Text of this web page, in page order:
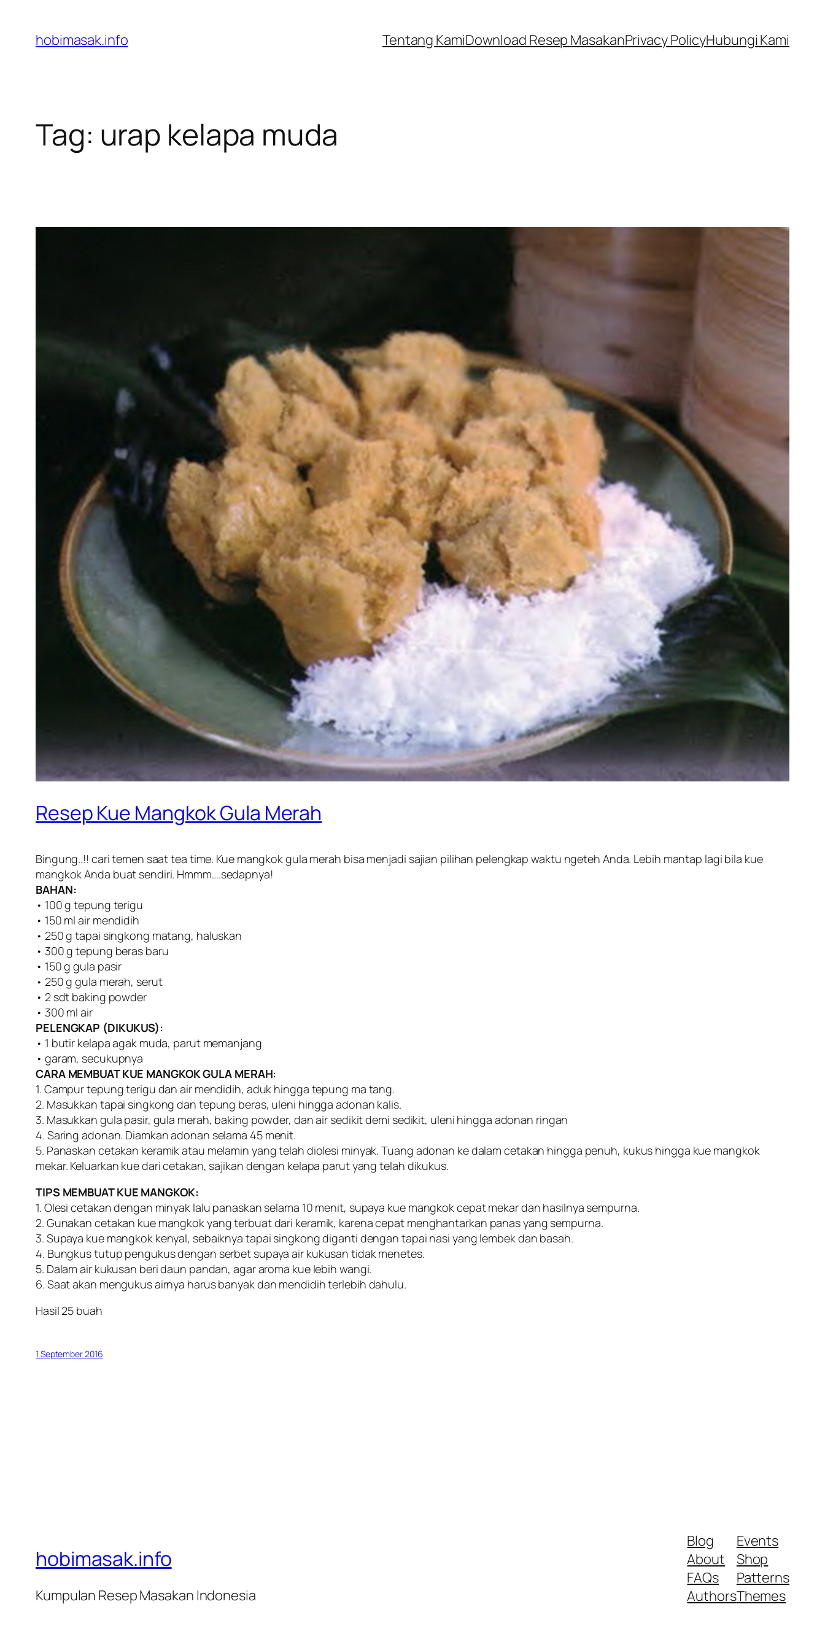
content
hobimasak.info Tentang KamiDownload Resep MasakanPrivacy PolicyHubungi Kami
Tag: urap kelapa muda
Resep Kue Mangkok Gula Merah
Bingung..!! cari temen saat tea time. Kue mangkok gula merah bisa menjadi sajian pilihan pelengkap waktu ngeteh Anda. Lebih mantap lagi bila kue
mangkok Anda buat sendiri. Hmmm….sedapnya!
BAHAN:
• 100 g tepung terigu
• 150 ml air mendidih
• 250 g tapai singkong matang, haluskan
• 300 g tepung beras baru
• 150 g gula pasir
• 250 g gula merah, serut
• 2 sdt baking powder
• 300 ml air
PELENGKAP (DIKUKUS):
• 1 butir kelapa agak muda, parut memanjang
• garam, secukupnya
CARA MEMBUAT KUE MANGKOK GULA MERAH:
1. Campur tepung terigu dan air mendidih, aduk hingga tepung ma tang.
2. Masukkan tapai singkong dan tepung beras, uleni hingga adonan kalis.
3. Masukkan gula pasir, gula merah, baking powder, dan air sedikit demi sedikit, uleni hingga adonan ringan
4. Saring adonan. Diamkan adonan selama 45 menit.
5. Panaskan cetakan keramik atau melamin yang telah diolesi minyak. Tuang adonan ke dalam cetakan hingga penuh, kukus hingga kue mangkok
mekar. Keluarkan kue dari cetakan, sajikan dengan kelapa parut yang telah dikukus.
TIPS MEMBUAT KUE MANGKOK:
1. Olesi cetakan dengan minyak lalu panaskan selama 10 menit, supaya kue mangkok cepat mekar dan hasilnya sempurna.
2. Gunakan cetakan kue mangkok yang terbuat dari keramik, karena cepat menghantarkan panas yang sempurna.
3. Supaya kue mangkok kenyal, sebaiknya tapai singkong diganti dengan tapai nasi yang lembek dan basah.
4. Bungkus tutup pengukus dengan serbet supaya air kukusan tidak menetes.
5. Dalam air kukusan beri daun pandan, agar aroma kue lebih wangi.
6. Saat akan mengukus airnya harus banyak dan mendidih terlebih dahulu.
Hasil 25 buah
1 September 2016
hobimasak.info
Kumpulan Resep Masakan Indonesia
Blog
About
FAQs
Authors
Events
Shop
Patterns
Themes